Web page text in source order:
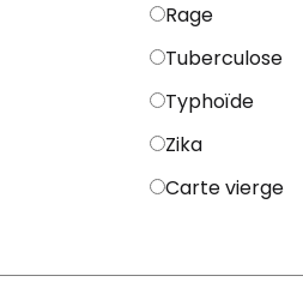
Rage
Tuberculose
Typhoïde
Zika
Carte vierge